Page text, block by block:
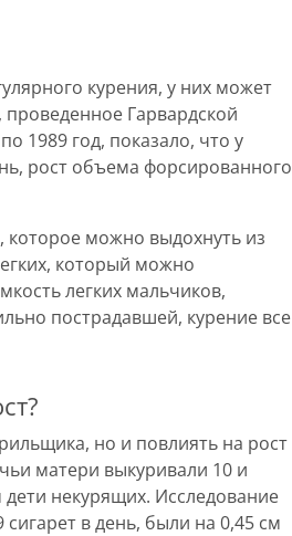
курения, у них может
Гарвардской
1989 год, показало, что у
рост объема форсированного
можно выдохнуть из
который можно
легких мальчиков,
пострадавшей, курение все
но и повлиять на рост
матери выкуривали 10 и
некурящих. Исследование
в день, были на 0,45 см